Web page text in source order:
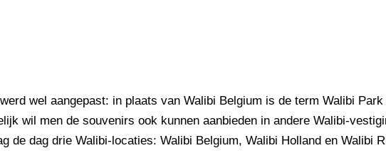
wel aangepast: in plaats van Walibi Belgium is de term Walibi Park
wil men de souvenirs ook kunnen aanbieden in andere Walibi-
de dag drie Walibi-locaties: Walibi Belgium, Walibi Holland en Walibi